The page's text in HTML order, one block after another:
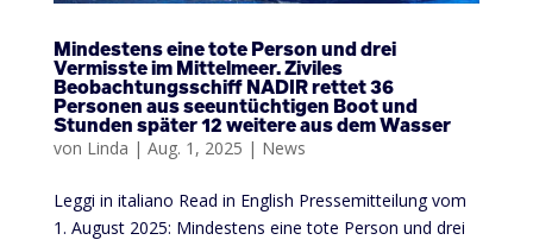
Mindestens eine tote Person und drei
Vermisste im Mittelmeer. Ziviles
Beobachtungsschiff NADIR rettet 36
Personen aus seeuntüchtigen Boot und
Stunden später 12 weitere aus dem Wasser
von Linda | Aug. 1, 2025 | News
Leggi in italiano Read in English Pressemitteilung vom
1. August 2025: Mindestens eine tote Person und drei